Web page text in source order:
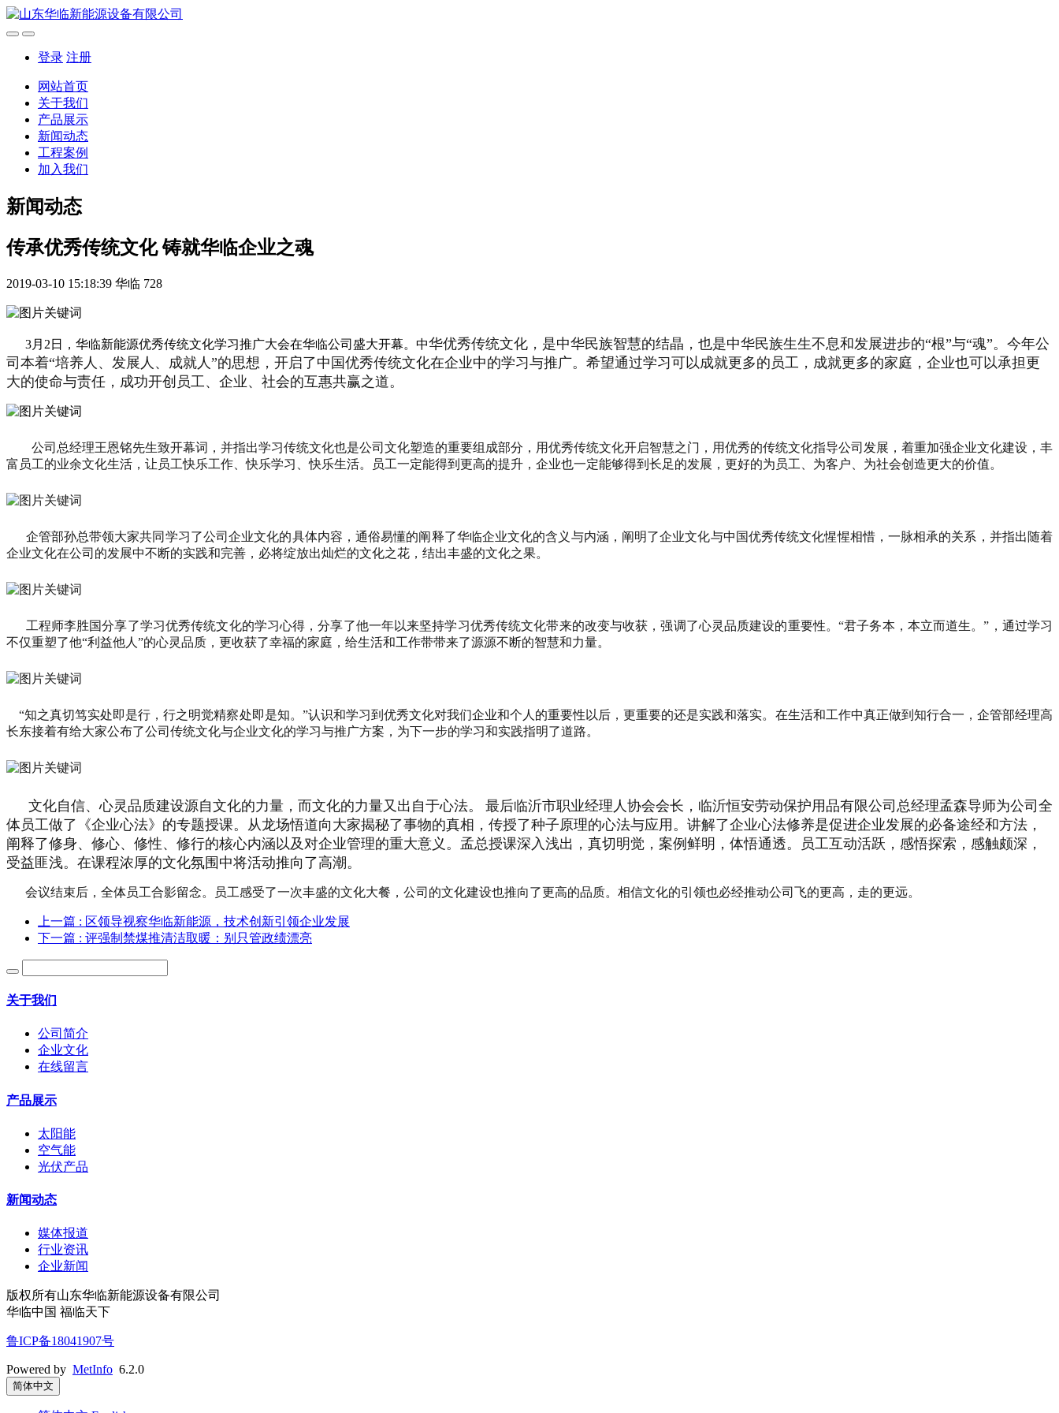
登录 注册
网站首页
关于我们
产品展示
新闻动态
工程案例
加入我们
新闻动态
传承优秀传统文化 铸就华临企业之魂
2019-03-10 15:18:39 华临 728
3月2日，华临新能源优秀传统文化学习推广大会在华临公司盛大开幕。中华优秀传统文化，是中华民族智慧的结晶，也是中华民族生生不息和发展进步的“根”与“魂”。今年公
司本着“培养人、发展人、成就人”的思想，开启了中国优秀传统文化在企业中的学习与推广。希望通过学习可以成就更多的员工，成就更多的家庭，企业也可以承担更
大的使命与责任，成功开创员工、企业、社会的互惠共赢之道。
公司总经理王恩铭先生致开幕词，并指出学习传统文化也是公司文化塑造的重要组成部分，用优秀传统文化开启智慧之门，用优秀的传统文化指导公司发展，着重加强企业文化建设，丰
富员工的业余文化生活，让员工快乐工作、快乐学习、快乐生活。员工一定能得到更高的提升，企业也一定能够得到长足的发展，更好的为员工、为客户、为社会创造更大的价值。
企管部孙总带领大家共同学习了公司企业文化的具体内容，通俗易懂的阐释了华临企业文化的含义与内涵，阐明了企业文化与中国优秀传统文化惺惺相惜，一脉相承的关系，并指出随着
企业文化在公司的发展中不断的实践和完善，必将绽放出灿烂的文化之花，结出丰盛的文化之果。
工程师李胜国分享了学习优秀传统文化的学习心得，分享了他一年以来坚持学习优秀传统文化带来的改变与收获，强调了心灵品质建设的重要性。“君子务本，本立而道生。”，通过学习
不仅重塑了他“利益他人”的心灵品质，更收获了幸福的家庭，给生活和工作带带来了源源不断的智慧和力量。
“知之真切笃实处即是行，行之明觉精察处即是知。”认识和学习到优秀文化对我们企业和个人的重要性以后，更重要的还是实践和落实。在生活和工作中真正做到知行合一，企管部经理高
长东接着有给大家公布了公司传统文化与企业文化的学习与推广方案，为下一步的学习和实践指明了道路。
文化自信、心灵品质建设源自文化的力量，而文化的力量又出自于心法。
最后临沂市职业经理人协会会长，临沂恒安劳动保护用品有限公司总经理孟森导师为公司全
体员工做了《企业心法》的专题授课。从龙场悟道向大家揭秘了事物的真相，传授了种子原理的心法与应用。讲解了企业心法修养是促进企业发展的必备途经和方法，
阐释了修身、修心、修性、修行的核心内涵以及对企业管理的重大意义。孟总授课深入浅出，真切明觉，案例鲜明，体悟通透。员工互动活跃，感悟探索，感触颇深，
受益匪浅。在课程浓厚的文化氛围中将活动推向了高潮。
会议结束后，全体员工合影留念。员工感受了一次丰盛的文化大餐，公司的文化建设也推向了更高的品质。相信文化的引领也必经推动公司飞的更高，走的更远。
上一篇 : 区领导视察华临新能源，技术创新引领企业发展
下一篇 : 评强制禁煤推清洁取暖：别只管政绩漂亮
关于我们
公司简介
企业文化
在线留言
产品展示
太阳能
空气能
光伏产品
新闻动态
媒体报道
行业资讯
企业新闻
版权所有山东华临新能源设备有限公司
华临中国 福临天下
鲁ICP备18041907号
Powered by MetInfo 6.2.0
简体中文